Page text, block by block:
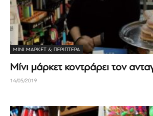
ΜΊΝΙ ΜΆΡΚΕΤ & ΠΕΡΊΠΤΕΡΑ
Μίνι μάρκετ κοντράρει τον
14/05/2019